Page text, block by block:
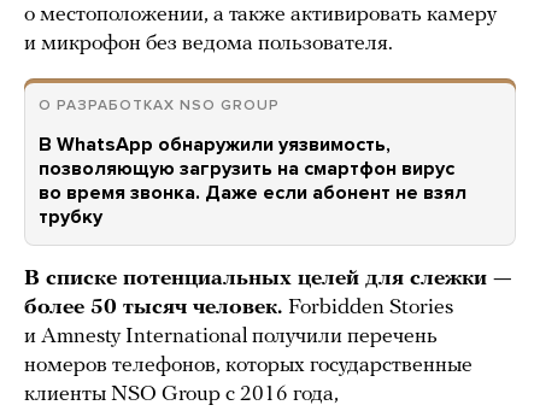
о местоположении, а также активировать камеру
и микрофон без ведома пользователя.
О РАЗРАБОТКАХ NSO GROUP
В WhatsApp обнаружили уязвимость,
позволяющую загрузить на смартфон вирус
во время звонка. Даже если абонент не взял
трубку
В списке потенциальных целей для слежки —
более 50 тысяч человек. Forbidden Stories
и Amnesty International получили перечень
номеров телефонов, которых государственные
клиенты NSO Group с 2016 года,